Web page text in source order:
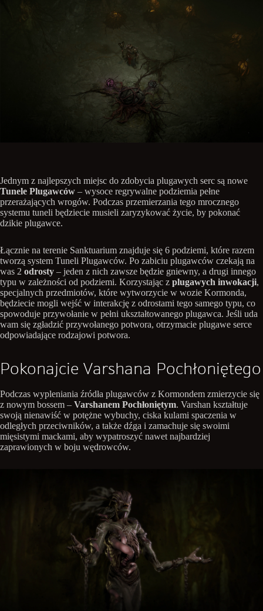
Jednym z najlepszych miejsc do zdobycia plugawych serc są nowe
Tunele Plugawców – wysoce regrywalne podziemia pełne
przerażających wrogów. Podczas przemierzania tego mrocznego
systemu tuneli będziecie musieli zaryzykować życie, by pokonać
dzikie plugawce.
Łącznie na terenie Sanktuarium znajduje się 6 podziemi, które razem
tworzą system Tuneli Plugawców. Po zabiciu plugawców czekają na
was 2 odrosty – jeden z nich zawsze będzie gniewny, a drugi innego
typu w zależności od podziemi. Korzystając z plugawych inwokacji,
specjalnych przedmiotów, które wytworzycie w wozie Kormonda,
będziecie mogli wejść w interakcję z odrostami tego samego typu, co
spowoduje przywołanie w pełni ukształtowanego plugawca. Jeśli uda
wam się zgładzić przywołanego potwora, otrzymacie plugawe serce
odpowiadające rodzajowi potwora.
Pokonajcie Varshana Pochłoniętego
Podczas wypleniania źródła plugawców z Kormondem zmierzycie się
z nowym bossem – Varshanem Pochłoniętym. Varshan kształtuje
swoją nienawiść w potężne wybuchy, ciska kulami spaczenia w
odległych przeciwników, a także dźga i zamachuje się swoimi
mięsistymi mackami, aby wypatroszyć nawet najbardziej
zaprawionych w boju wędrowców.